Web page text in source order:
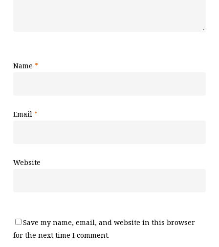
Name *
Email *
Website
Save my name, email, and website in this browser
for the next time I comment.